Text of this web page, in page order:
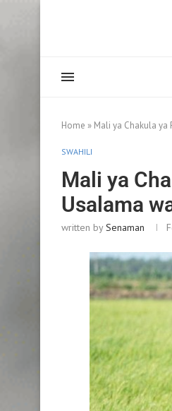
Home » Mali ya Chakula ya
SWAHILI
Mali ya
Usalama
written bySenaman